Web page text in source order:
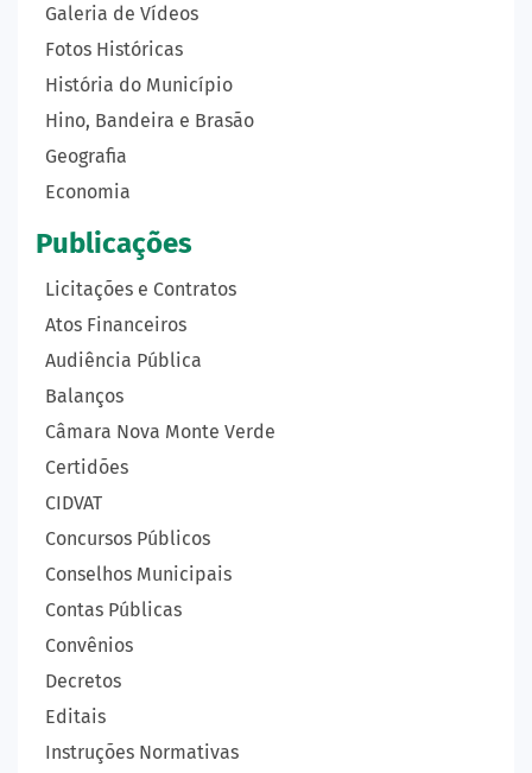
Galeria de Vídeos
Fotos Históricas
História do Município
Hino, Bandeira e Brasão
Geografia
Economia
Publicações
Licitações e Contratos
Atos Financeiros
Audiência Pública
Balanços
Câmara Nova Monte Verde
Certidões
CIDVAT
Concursos Públicos
Conselhos Municipais
Contas Públicas
Convênios
Decretos
Editais
Instruções Normativas